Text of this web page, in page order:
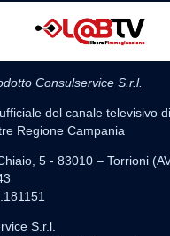
Consulservice S.r.l.
del canale televisivo
Regione Campania
5 - 83010 – Torrioni
S.r.l.